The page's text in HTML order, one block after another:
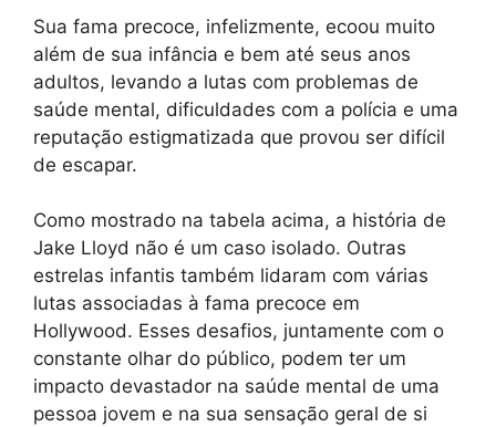
Sua fama precoce, infelizmente, ecoou muito
além de sua infância e bem até seus anos
adultos, levando a lutas com problemas de
saúde mental, dificuldades com a polícia e uma
reputação estigmatizada que provou ser difícil
de escapar.
Como mostrado na tabela acima, a história de
Jake Lloyd não é um caso isolado. Outras
estrelas infantis também lidaram com várias
lutas associadas à fama precoce em
Hollywood. Esses desafios, juntamente com o
constante olhar do público, podem ter um
impacto devastador na saúde mental de uma
pessoa jovem e na sua sensação geral de si